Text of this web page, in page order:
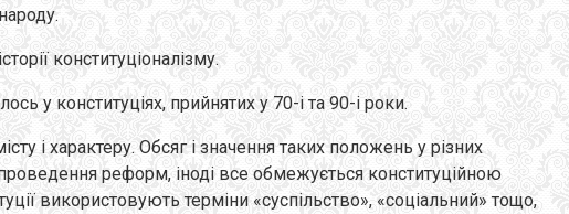
конституціоналізму.
у конституціях, прийнятих у 70-і та 90-і роки.
і характеру. Обсяг і значення таких положень у різних
реформ, іноді все обмежується конституційною
використовують терміни «суспільство», «соціальний» тощо,